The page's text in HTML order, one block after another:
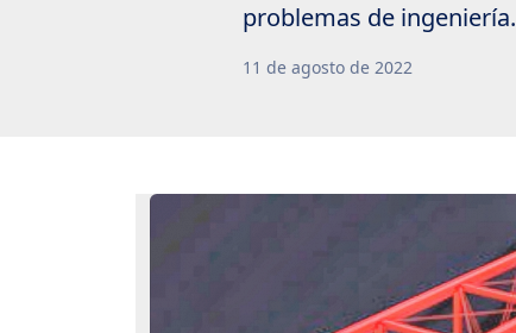
problemas de ingeniería.
11 de agosto de 2022